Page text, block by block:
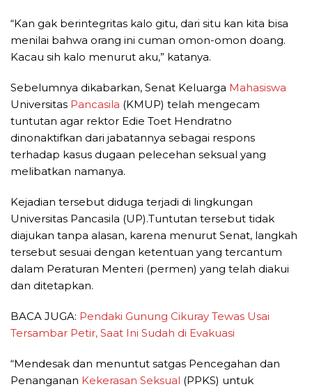
“Kan gak berintegritas kalo gitu, dari situ kan kita bisa
menilai bahwa orang ini cuman omon-omon doang.
Kacau sih kalo menurut aku,” katanya.
Sebelumnya dikabarkan, Senat Keluarga Mahasiswa
Universitas Pancasila (KMUP) telah mengecam
tuntutan agar rektor Edie Toet Hendratno
dinonaktifkan dari jabatannya sebagai respons
terhadap kasus dugaan pelecehan seksual yang
melibatkan namanya.
Kejadian tersebut diduga terjadi di lingkungan
Universitas Pancasila (UP).Tuntutan tersebut tidak
diajukan tanpa alasan, karena menurut Senat, langkah
tersebut sesuai dengan ketentuan yang tercantum
dalam Peraturan Menteri (permen) yang telah diakui
dan ditetapkan.
BACA JUGA: Pendaki Gunung Cikuray Tewas Usai
Tersambar Petir, Saat Ini Sudah di Evakuasi
“Mendesak dan menuntut satgas Pencegahan dan
Penanganan Kekerasan Seksual (PPKS) untuk